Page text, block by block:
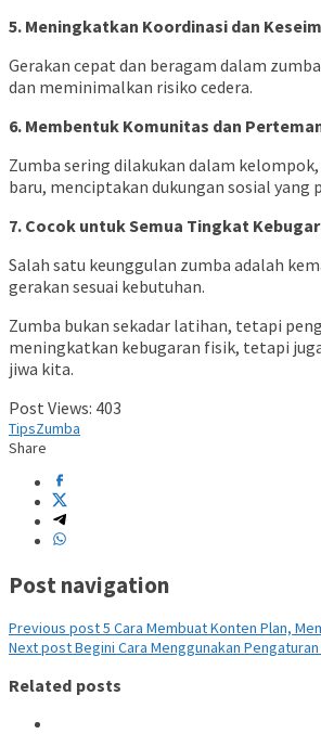
5. Meningkatkan Koordinasi dan
Gerakan cepat dan beragam dalam
dan meminimalkan risiko cedera.
6. Membentuk Komunitas dan
Zumba sering dilakukan dalam
baru, menciptakan dukungan sosial yang
7. Cocok untuk Semua Tingkat
Salah satu keunggulan zumba adalah
gerakan sesuai kebutuhan.
Zumba bukan sekadar latihan, tetapi
meningkatkan kebugaran fisik, tetapi
jiwa kita.
Post Views: 403
TipsZumba
Share
Post navigation
Previous post5 Cara Membuat Konten Plan,
Next postBegini Cara Menggunakan
Related posts